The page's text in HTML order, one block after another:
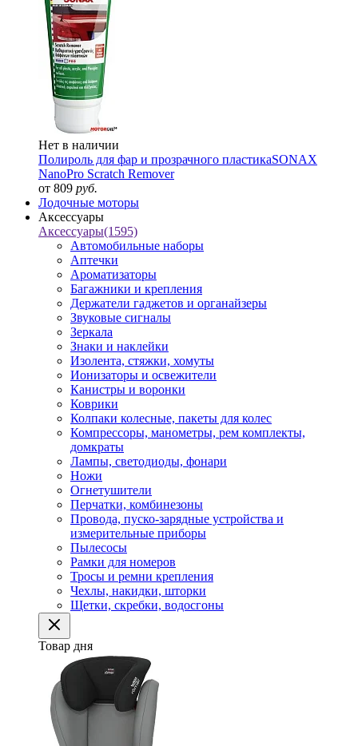
Нет в наличии
Полироль для фар и прозрачного пластикаSONAX
NanoPro Scratch Remover
от 809 руб.
Лодочные моторы
Аксессуары
Аксессуары(1595)
Автомобильные наборы
Аптечки
Ароматизаторы
Багажники и крепления
Держатели гаджетов и органайзеры
Звуковые сигналы
Зеркала
Знаки и наклейки
Изолента, стяжки, хомуты
Ионизаторы и освежители
Канистры и воронки
Коврики
Колпаки колесные, пакеты для колес
Компрессоры, манометры, рем комплекты,
домкраты
Лампы, светодиоды, фонари
Ножи
Огнетушители
Перчатки, комбинезоны
Провода, пуско-зарядные устройства и
измерительные приборы
Пылесосы
Рамки для номеров
Тросы и ремни крепления
Чехлы, накидки, шторки
Щетки, скребки, водосгоны
Товар дня